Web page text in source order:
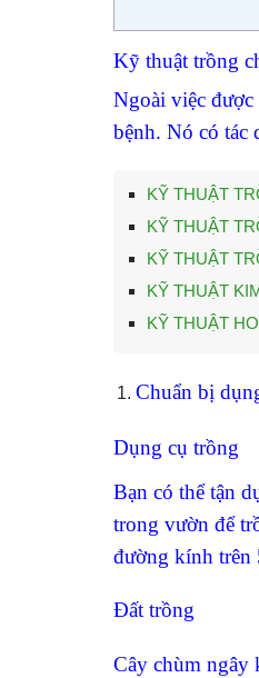
Kỹ thuật trồng
Ngoài việc
bệnh. Nó có tác
KỸ THUẬT
KỸ THUẬT
KỸ THUẬT
KỸ THUẬT
KỸ THUẬT
Chuẩn bị
Dụng cụ trồng
Bạn có thể tận
trong vườn để
đường kính trên
Đất trồng
Cây chùm ngây